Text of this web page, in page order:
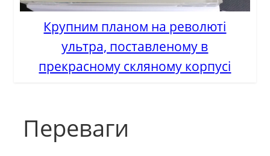
Крупним планом на революті
ультра, поставленому в
прекрасному скляному корпусі
Переваги